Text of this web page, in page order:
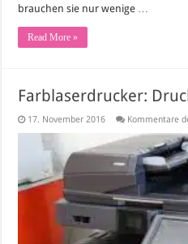
brauchen sie nur wenige …
Read More »
Farblaserdrucker:
17. November 2016 Kommentare